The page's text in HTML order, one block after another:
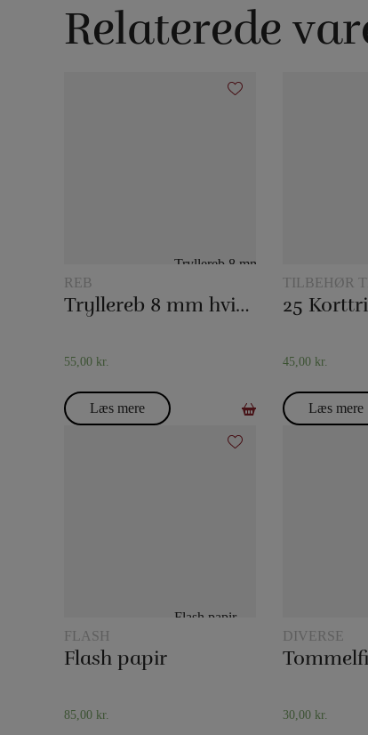
Relaterede
REB
Tryllereb 8 mm hvid (10 meter)
55,00 kr.
Læs mere
TILBEHØR
45,00 kr.
Læs mere
FLASH
Flash papir
85,00 kr.
DIVERSE
30,00 kr.